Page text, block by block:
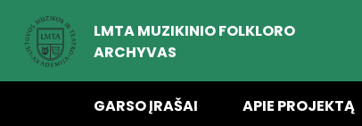
LMTA MUZIKINIO FOLKLORO
ARCHYVAS
GARSO ĮRAŠAI APIE PROJEKTĄ